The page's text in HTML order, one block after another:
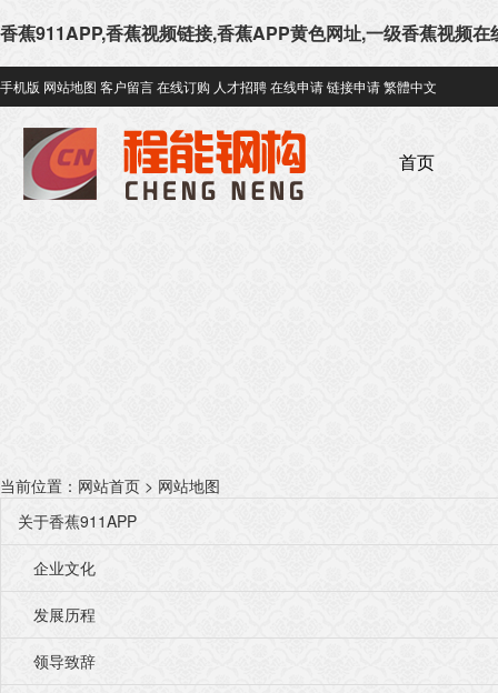
香蕉911APP,香蕉视频链接,香蕉APP黄色网址,一级香蕉视频在
手机版 网站地图 客户留言在线订购 人才招聘在线申请链接申请繁體中文
首页
当前位置： 网站首页 > 网站地图
关于香蕉911APP
企业文化
发展历程
领导致辞